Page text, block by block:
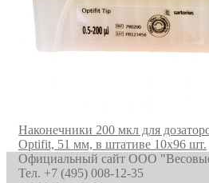
Наконечники 200 мкл для
Optifit, 51 мм, в штативе 10х96 шт.
Официальный сайт ООО
Тел. +7 (495) 008-12-35